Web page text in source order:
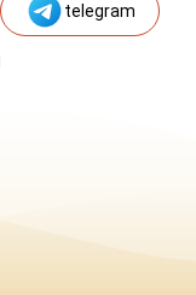
telegram